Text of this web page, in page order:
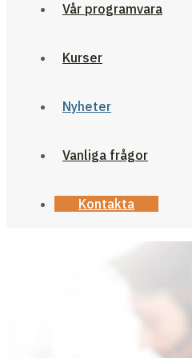
Vår programvara
Kurser
Nyheter
Vanliga frågor
Kontakta